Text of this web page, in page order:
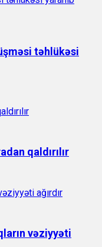
təhlükəsi
qaldırılır
vəziyyəti